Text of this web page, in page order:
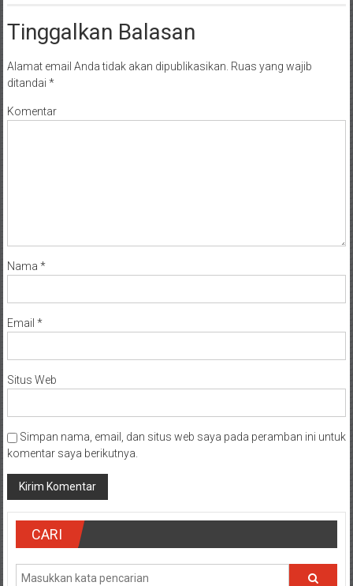
Tinggalkan Balasan
Alamat email Anda tidak akan dipublikasikan. Ruas yang wajib
ditandai *
Komentar
Nama *
Email *
Situs Web
Simpan nama, email, dan situs web saya pada peramban ini untuk
komentar saya berikutnya.
CARI